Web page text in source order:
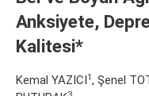
Anksiyete,
Kalitesi*
Kemal YAZICI1, Şenel